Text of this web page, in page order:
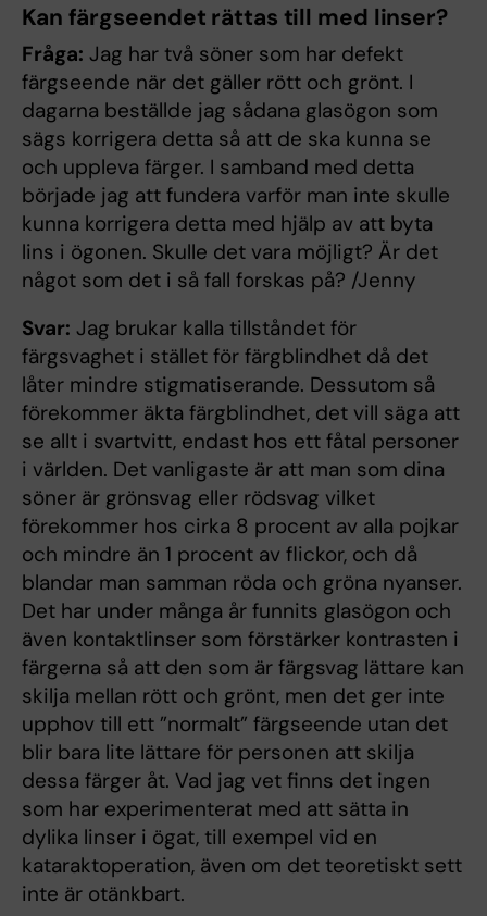
Kan färgseendet rättas till med linser?
Fråga: Jag har två söner som har defekt
färgseende när det gäller rött och grönt. I
dagarna beställde jag sådana glasögon som
sägs korrigera detta så att de ska kunna se
och uppleva färger. I samband med detta
började jag att fundera varför man inte skulle
kunna korrigera detta med hjälp av att byta
lins i ögonen. Skulle det vara möjligt? Är det
något som det i så fall forskas på? /Jenny
Svar: Jag brukar kalla tillståndet för
färgsvaghet i stället för färgblindhet då det
låter mindre stigmatiserande. Dessutom så
förekommer äkta färgblindhet, det vill säga att
se allt i svartvitt, endast hos ett fåtal personer
i världen. Det vanligaste är att man som dina
söner är grönsvag eller rödsvag vilket
förekommer hos cirka 8 procent av alla pojkar
och mindre än 1 procent av flickor, och då
blandar man samman röda och gröna nyanser.
Det har under många år funnits glasögon och
även kontaktlinser som förstärker kontrasten i
färgerna så att den som är färgsvag lättare kan
skilja mellan rött och grönt, men det ger inte
upphov till ett ”normalt” färgseende utan det
blir bara lite lättare för personen att skilja
dessa färger åt. Vad jag vet finns det ingen
som har experimenterat med att sätta in
dylika linser i ögat, till exempel vid en
kataraktoperation, även om det teoretiskt sett
inte är otänkbart.